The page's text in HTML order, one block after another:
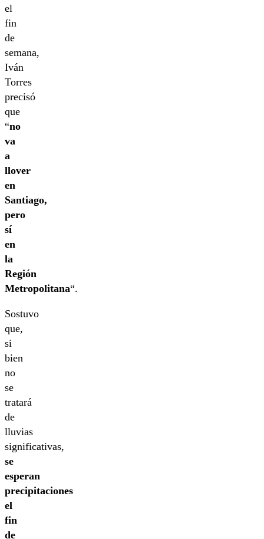
el
fin
de
semana,
Iván
Torres
precisó
que
“no
va
a
llover
en
Santiago,
pero
sí
en
la
Región
Metropolitana“.
Sostuvo
que,
si
bien
no
se
tratará
de
lluvias
significativas,
se
esperan
precipitaciones
el
fin
de